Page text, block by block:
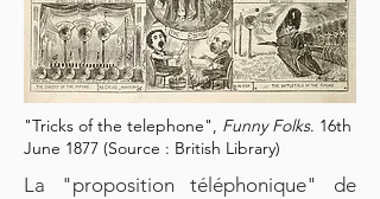
"Tricks of the telephone", Funny Folks. 16th
June 1877 (Source : British Library)
La "proposition téléphonique" de